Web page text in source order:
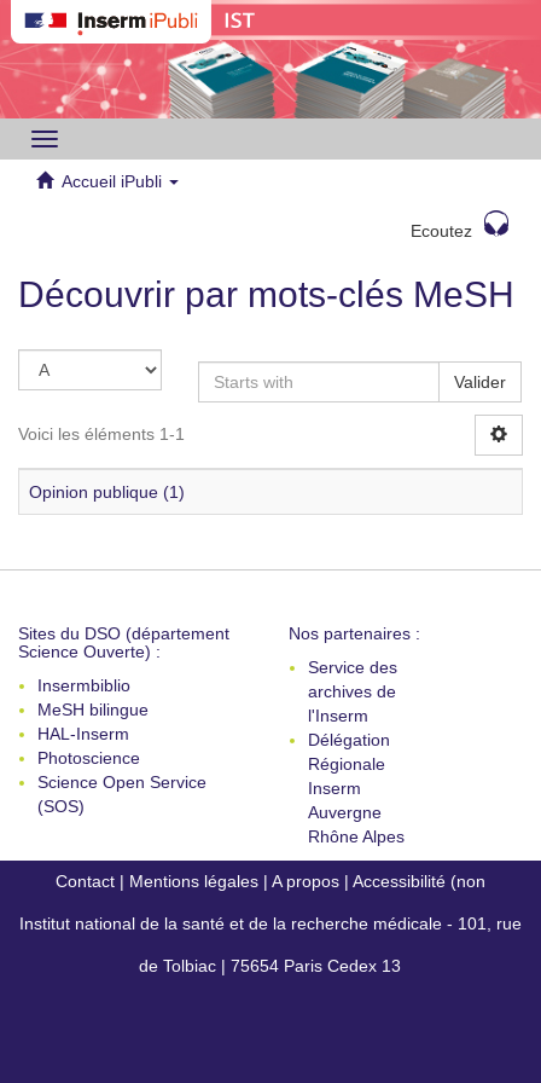
Toggle
navigation
Accueil iPubli
Ecoutez
Découvrir par mots-clés MeSH
Valider
Voici les éléments 1-1
Opinion publique (1)
Sites du DSO (département
Science Ouverte) :
Insermbiblio
MeSH bilingue
HAL-Inserm
Photoscience
Science Open Service
(SOS)
Nos partenaires :
Service des
archives de
l'Inserm
Délégation
Régionale
Inserm
Auvergne
Rhône Alpes
Contact | Mentions légales | A propos | Accessibilité (non
conforme)
Institut national de la santé et de la recherche médicale - 101, rue
de Tolbiac | 75654 Paris Cedex 13